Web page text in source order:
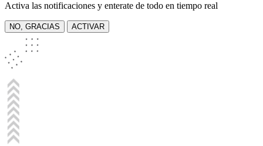
Activa las notificaciones y enterate de todo en tiempo real
NO, GRACIAS ACTIVAR